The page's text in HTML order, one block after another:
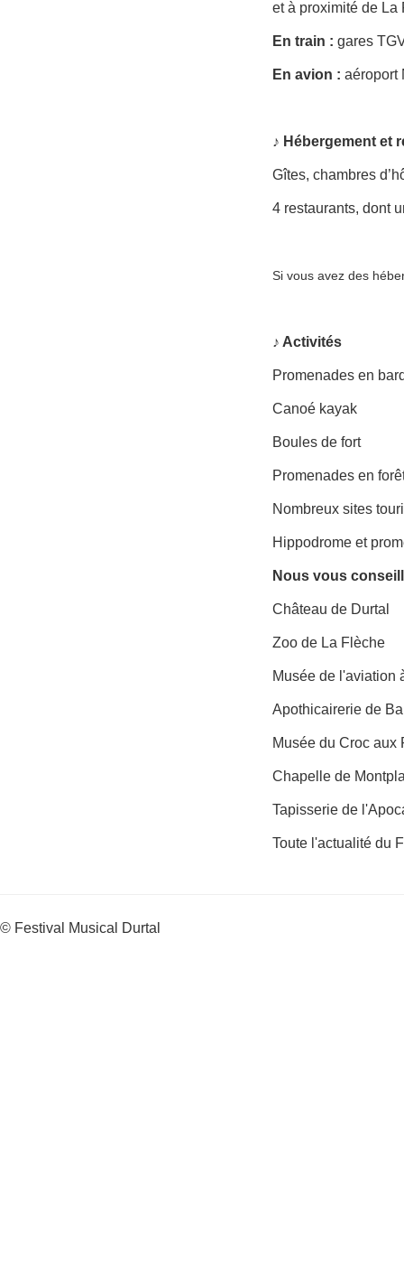
et à proximité de La
En train : gares
En avion : aéroport
♪ Hébergement et
Gîtes, chambres
4 restaurants, dont
Si vous avez des
♪ Activités
Promenades en
Canoé kayak
Boules de fort
Promenades en
Nombreux sites
Hippodrome et
Nous vous
Château de Durtal
Zoo de La Flèche
Musée de l'aviation
Apothicairerie de
Musée du Croc aux
Chapelle de
Tapisserie de
Toute l'actualité du
© Festival Musical Durtal